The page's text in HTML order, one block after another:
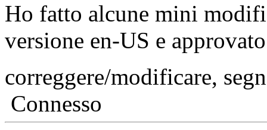
Ho fatto alcune mini
versione en-US e
correggere/modificare,
Connesso